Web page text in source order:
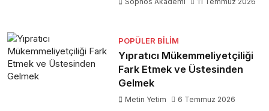
POPÜLER BILIM
Yıpratıcı Mükemmeliyetçiliği
Fark Etmek ve Üstesinden
Gelmek
Metin Yetim 6 Temmuz 2026